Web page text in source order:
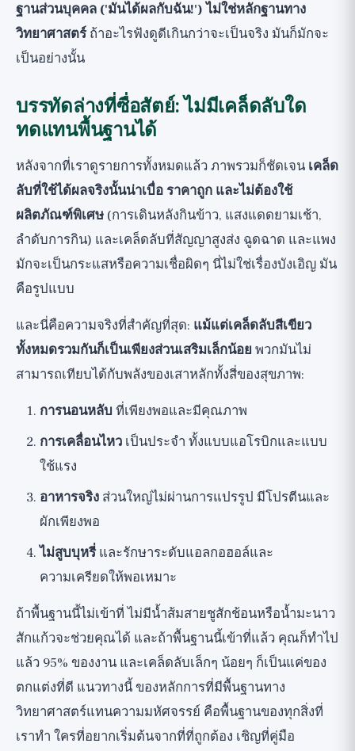
ฐานส่วนบุคคล ('มันได้ผลกับฉัน!') ไม่ใช่หลักฐานทาง
วิทยาศาสตร์ถ้าอะไรฟังดูดีเกินกว่าจะเป็นจริง มันก็มักจะ
เป็นอย่างนั้น
บรรทัดล่างที่ซื่อสัตย์: ไม่มีเคล็ดลับใด
ทดแทนพื้นฐานได้
หลังจากที่เราดูรายการทั้งหมดแล้ว ภาพรวมก็ชัดเจน เคล็ด
ลับที่ใช้ได้ผลจริงนั้นน่าเบื่อ ราคาถูก และไม่ต้องใช้
ผลิตภัณฑ์พิเศษ (การเดินหลังกินข้าว, แสงแดดยามเช้า,
ลำดับการกิน) และเคล็ดลับที่สัญญาสูงส่ง ฉูดฉาด และแพง
มักจะเป็นกระแสหรือความเชื่อผิดๆ นี่ไม่ใช่เรื่องบังเอิญ มัน
คือรูปแบบ
และนี่คือความจริงที่สำคัญที่สุด: แม้แต่เคล็ดลับสีเขียว
ทั้งหมดรวมกันก็เป็นเพียงส่วนเสริมเล็กน้อย พวกมันไม่
สามารถเทียบได้กับพลังของเสาหลักทั้งสี่ของสุขภาพ:
การนอนหลับที่เพียงพอและมีคุณภาพ
การเคลื่อนไหว เป็นประจำ ทั้งแบบแอโรบิกและแบบ
ใช้แรง
อาหารจริง ส่วนใหญ่ไม่ผ่านการแปรรูป มีโปรตีนและ
ผักเพียงพอ
ไม่สูบบุหรี่และรักษาระดับแอลกอฮอล์และ
ความเครียดให้พอเหมาะ
ถ้าพื้นฐานนี้ไม่เข้าที่ ไม่มีน้ำส้มสายชูสักช้อนหรือน้ำมะนาว
สักแก้วจะช่วยคุณได้ และถ้าพื้นฐานนี้เข้าที่แล้ว คุณก็ทำไป
แล้ว 95% ของงาน และเคล็ดลับเล็กๆ น้อยๆ ก็เป็นแค่ของ
ตกแต่งที่ดี แนวทางนี้ ของหลักการที่มีพื้นฐานทาง
วิทยาศาสตร์แทนความมหัศจรรย์ คือพื้นฐานของทุกสิ่งที่
เราทำ ใครที่อยากเริ่มต้นจากที่ที่ถูกต้อง เชิญที่คู่มือ